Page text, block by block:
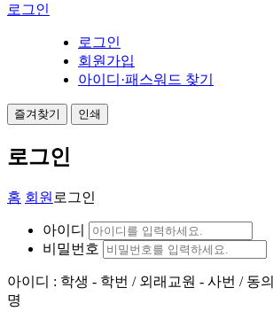
로그인
로그인
회원가입
아이디·패스워드 찾기
즐겨찾기 인쇄
로그인
홈 회원 로그인
아이디
비밀번호
아이디 : 학생 - 학번 / 외래교원 - 사번 / 동
명